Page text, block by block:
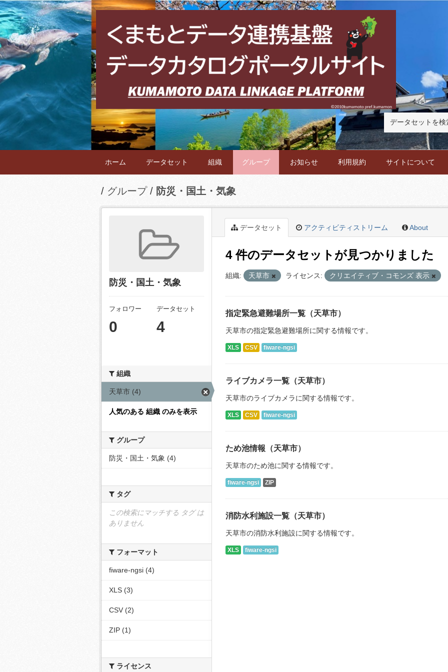
ホーム データセット 組織 グループ お知らせ 利用規約 サイトについて
グループ 防災・国土・気象
データセット アクティビティストリーム About
4 件のデータセットが見つかりました
組織: 天草市 ライセンス: クリエイティブ・コモンズ 表示
指定緊急避難場所一覧（天草市）
天草市の指定緊急避難場所に関する情報です。
XLS CSV fiware-ngsi
ライブカメラ一覧（天草市）
天草市のライブカメラに関する情報です。
XLS CSV fiware-ngsi
ため池情報（天草市）
天草市のため池に関する情報です。
fiware-ngsi ZIP
消防水利施設一覧（天草市）
天草市の消防水利施設に関する情報です。
XLS fiware-ngsi
防災・国土・気象
フォロワー
0
データセット
4
組織
天草市 (4)
人気のある 組織 のみを表示
グループ
防災・国土・気象 (4)
タグ
この検索にマッチする タグ は
ありません
フォーマット
fiware-ngsi (4)
XLS (3)
CSV (2)
ZIP (1)
ライセンス